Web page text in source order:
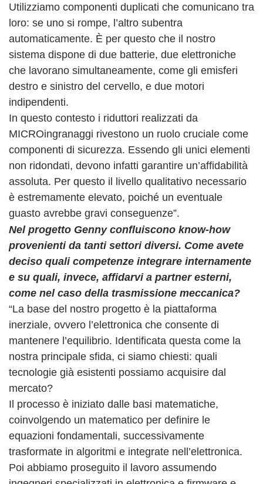
Utilizziamo componenti duplicati che comunicano tra
loro: se uno si rompe, l’altro subentra
automaticamente. È per questo che il nostro
sistema dispone di due batterie, due elettroniche
che lavorano simultaneamente, come gli emisferi
destro e sinistro del cervello, e due motori
indipendenti.
In questo contesto i riduttori realizzati da
MICROingranaggi rivestono un ruolo cruciale come
componenti di sicurezza. Essendo gli unici elementi
non ridondati, devono infatti garantire un’affidabilità
assoluta. Per questo il livello qualitativo necessario
è estremamente elevato, poiché un eventuale
guasto avrebbe gravi conseguenze”.
Nel progetto Genny confluiscono know-how
provenienti da tanti settori diversi. Come avete
deciso quali competenze integrare internamente
e su quali, invece, affidarvi a partner esterni,
come nel caso della trasmissione meccanica?
“La base del nostro progetto è la piattaforma
inerziale, ovvero l’elettronica che consente di
mantenere l’equilibrio. Identificata questa come la
nostra principale sfida, ci siamo chiesti: quali
tecnologie già esistenti possiamo acquisire dal
mercato?
Il processo è iniziato dalle basi matematiche,
coinvolgendo un matematico per definire le
equazioni fondamentali, successivamente
trasformate in algoritmi e integrate nell’elettronica.
Poi abbiamo proseguito il lavoro assumendo